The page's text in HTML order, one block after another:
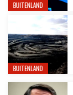
BUITENLAND
BUITENLAND